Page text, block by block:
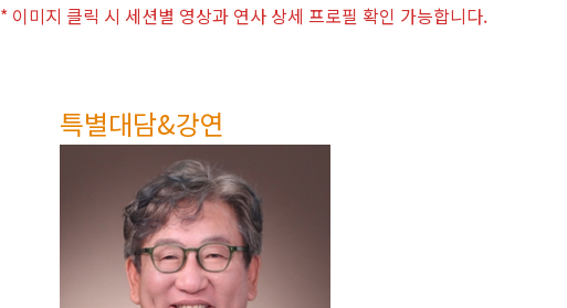
* 이미지 클릭 시 세션별 영상과 연사 상세 프로필 확인 가능합니다.
특별대담&강연